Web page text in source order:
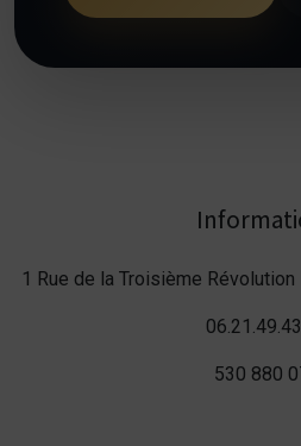
1 Rue de la Troisième
530 880